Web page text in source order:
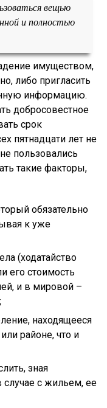
вещью
и полностью
имуществом,
либо пригласить
информацию.
добросовестное
срок
пятнадцати лет не
пользовались
такие факторы,
обязательно
к уже
(ходатайство
его стоимость
и в мировой –
находящееся
районе, что и
зная
случае с жильем, ее